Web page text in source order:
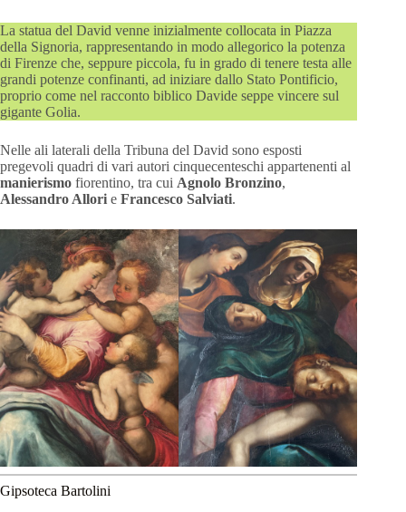
La statua del David venne inizialmente collocata in Piazza
della Signoria, rappresentando in modo allegorico la potenza
di Firenze che, seppure piccola, fu in grado di tenere testa alle
grandi potenze confinanti, ad iniziare dallo Stato Pontificio,
proprio come nel racconto biblico Davide seppe vincere sul
gigante Golia.
Nelle ali laterali della Tribuna del David sono esposti
pregevoli quadri di vari autori cinquecenteschi appartenenti al
manierismo fiorentino, tra cui Agnolo Bronzino,
Alessandro Allori e Francesco Salviati.
Gipsoteca Bartolini